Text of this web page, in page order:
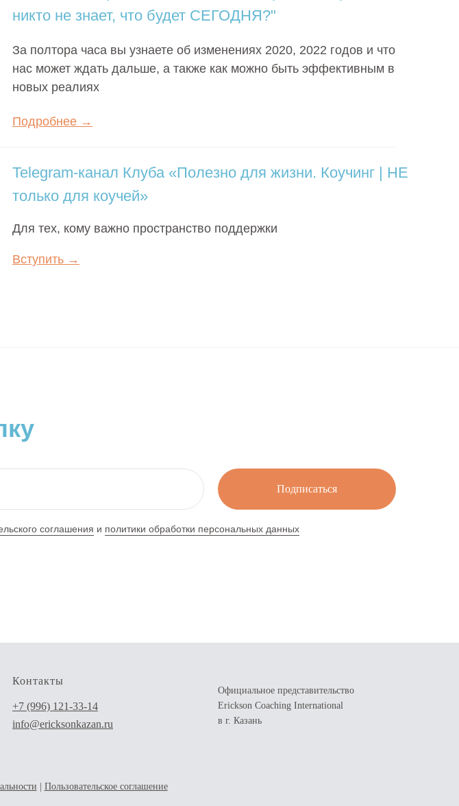
никто не знает, что будет СЕГОДНЯ?"
За полтора часа вы узнаете об изменениях 2020, 2022 годов и что
нас может ждать дальше, а также как можно быть эффективным в
новых реалиях
Подробнее →
Telegram-канал Клуба «Полезно для жизни. Коучинг | НЕ
только для коучей»
Вступить →
Для тех, кому важно пространство поддержки
Подписаться
соглашения и политики обработки персональных данных
Контакты
+7 (996) 121-33-14
info@ericksonkazan.ru
Официальное представительство
Erickson Coaching International
в г. Казань
Пользовательское соглашение